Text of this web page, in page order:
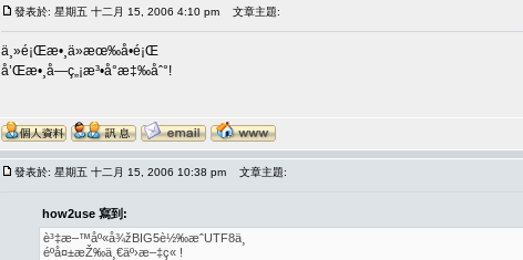
發表於: 星期五 十二月 15, 2006 4:10 pm 文章主題:
ä¸»é¡Œæ•¸ä»æœ‰å•é¡Œ
å’Œæ•¸å­—ç„¡æ³•å°æ‡‰åˆ°!
發表於: 星期五 十二月 15, 2006 10:38 pm 文章主題:
how2use 寫到:
è³‡æ–™åº«å¾žBIG5è½‰æˆUTF8ä¸­
éºå¤±æŽ‰ä¸€äº›æ–‡ç« !